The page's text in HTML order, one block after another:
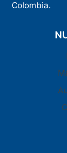
Colombia.